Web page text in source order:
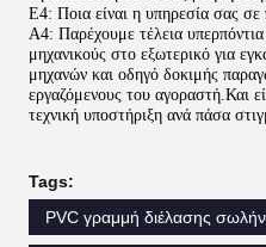
Ε4: Ποια είναι η υπηρεσία σας σε
A4: Παρέχουμε τέλεια
μηχανικούς στο εξωτερικό για
μηχανών και οδηγό δοκιμής
εργαζόμενους του αγοραστή.Και
τεχνική υποστήριξη ανά πάσα
Tags:
PVC γραμμή διέλασης